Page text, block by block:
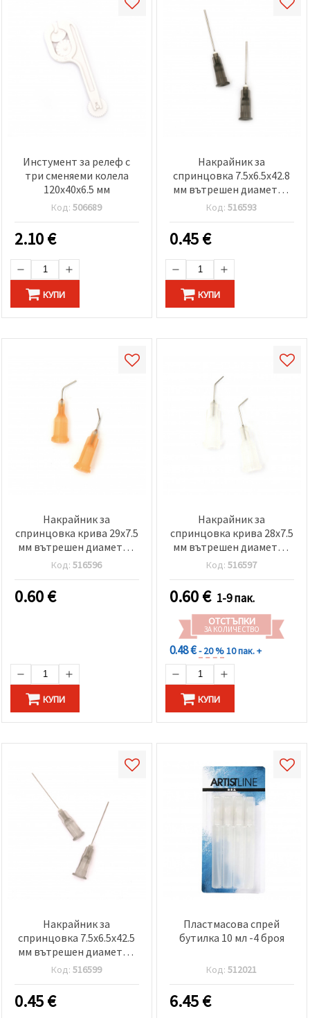
Инстумент за релеф с
три сменяеми колела
120x40x6.5 мм
Код:506689
2.10€
КУПИ
Накрайник за
спринцовка 7.5x6.5x42.8
мм вътрешен диаметър
4 мм отвор 0.7 мм -2 броя
Код:516593
0.45€
КУПИ
Накрайник за
спринцовка крива 29x7.5
мм вътрешен диаметър
4 мм отвор 0.6 мм -2 броя
Код:516596
0.60€
КУПИ
Накрайник за
спринцовка крива 28x7.5
мм вътрешен диаметър
4 мм отвор 0.4 мм -2 броя
Код:516597
0.60€ 1-9 пак.
ОТСТЪПКИ
ЗА КОЛИЧЕСТВО
0.48 €- 20 %10 пак. +
КУПИ
Накрайник за
спринцовка 7.5x6.5x42.5
мм вътрешен диаметър
4 мм отвор 0.4 мм -2 броя
Код:516599
0.45€
Пластмасова спрей
бутилка 10 мл -4 броя
Код:512021
6.45€